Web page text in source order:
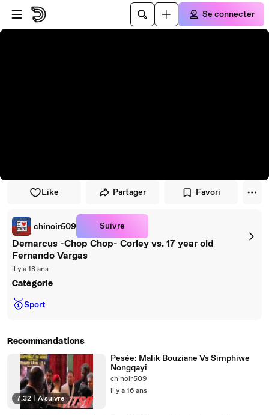
Passer au player
Passer au contenu principal
Se connecter
Like Partager Favori
chinoir509 Suivre
Demarcus -Chop Chop- Corley vs. 17 year old
Fernando Vargas
il y a 18 ans
Catégorie
🥇Sport
Recommandations
7:32 À suivre
Pesée: Malik Bouziane Vs Simphiwe
Nongqayi
chinoir509
il y a 16 ans